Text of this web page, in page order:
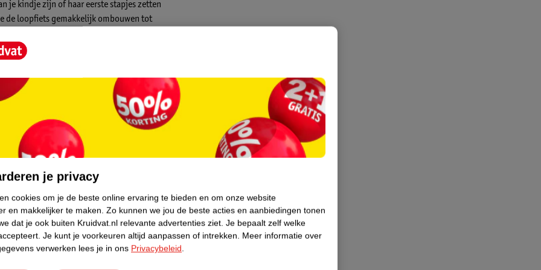
je kindje zijn of haar eerste stapjes zetten
de loopfiets gemakkelijk ombouwen tot
– dit is ongeveer van 1 tot en met 5
heeft het product een kantelbeveiliging,
je kleintje comfortabel en stabiel zit.
je privacy
cookies om je de beste online ervaring te bieden en om onze website
en makkelijker te maken. Zo kunnen we jou de beste acties en aanbiedingen tonen
dat je ook buiten Kruidvat.nl relevante advertenties ziet. Je bepaalt zelf welke
Je kunt je voorkeuren altijd aanpassen of intrekken. Meer informatie over
verwerken lees je in ons Privacybeleid.